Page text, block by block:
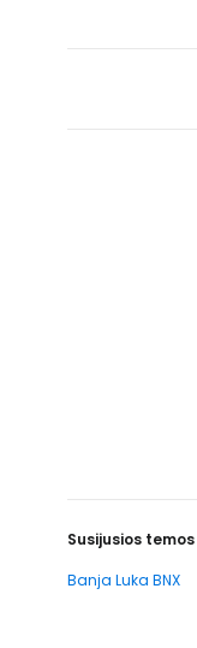
Susijusios temos
Banja Luka BNX